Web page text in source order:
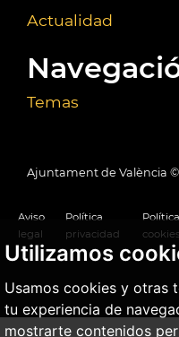
Utilizamos
Usamos cookies y otras
tu experiencia de
mostrarte contenidos
Actualidad
Temas
Ajuntament de València ©
Aviso
legal
Política
privacidad
cookies